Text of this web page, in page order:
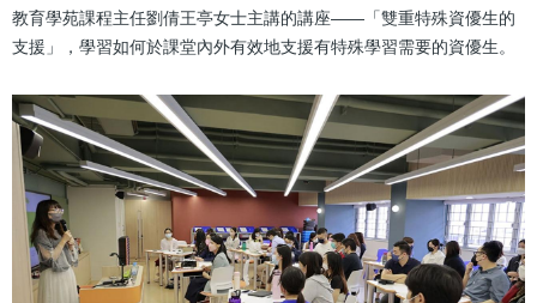
教育學苑課程主任劉倩王亭女士主講的講座——「雙重特殊資優生的
支援」，學習如何於課堂內外有效地支援有特殊學習需要的資優生。